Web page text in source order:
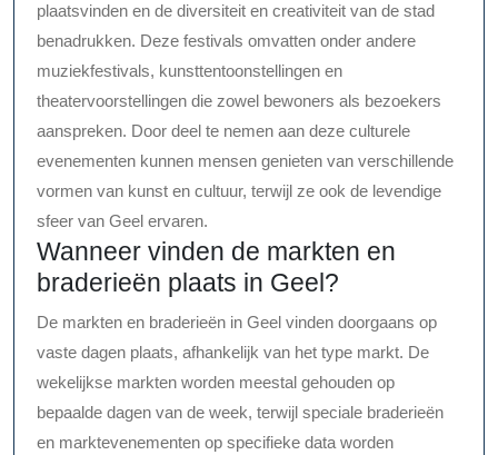
plaatsvinden en de diversiteit en creativiteit van de stad
benadrukken. Deze festivals omvatten onder andere
muziekfestivals, kunsttentoonstellingen en
theatervoorstellingen die zowel bewoners als bezoekers
aanspreken. Door deel te nemen aan deze culturele
evenementen kunnen mensen genieten van verschillende
vormen van kunst en cultuur, terwijl ze ook de levendige
sfeer van Geel ervaren.
Wanneer vinden de markten en
braderieën plaats in Geel?
De markten en braderieën in Geel vinden doorgaans op
vaste dagen plaats, afhankelijk van het type markt. De
wekelijkse markten worden meestal gehouden op
bepaalde dagen van de week, terwijl speciale braderieën
en marktevenementen op specifieke data worden